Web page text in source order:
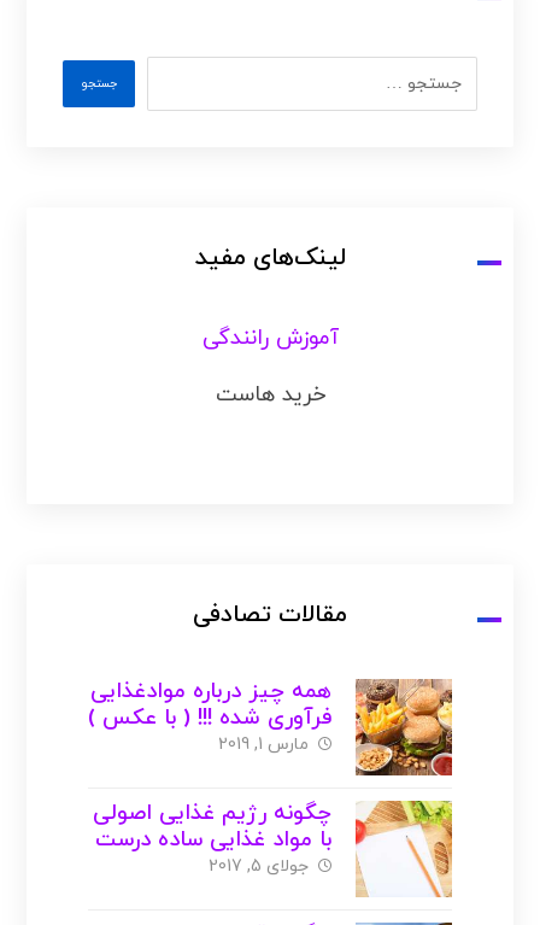
لینک‌های مفید
آموزش رانندگی
خرید هاست
مقالات تصادفی
همه چیز درباره موادغذایی
فرآوری شده !!! ( با عکس )
مارس 1, 2019
چگونه رژیم غذایی اصولی
با مواد غذایی ساده درست
کنیم؟( با عکس )
جولای 5, 2017